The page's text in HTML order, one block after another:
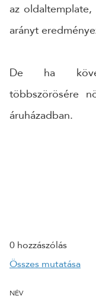
az
arányt
De ha
többszörösére
áruházadban.
0 hozzászólás
Összes mutatása
NÉV